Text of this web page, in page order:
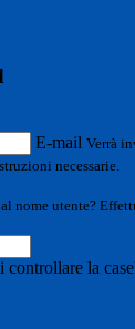
E-mail Verrà
necessarie.
nome utente?
la